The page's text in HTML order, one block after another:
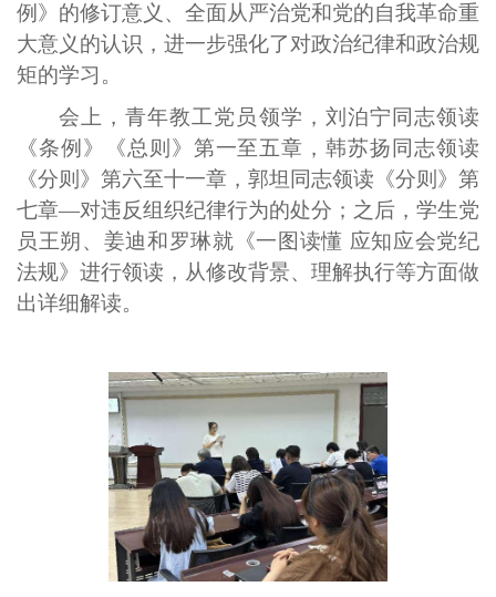
例》的修订意义、全面从严治党和党的自我革命重
大意义的认识，进一步强化了对政治纪律和政治规
矩的学习。
会上，青年教工党员领学，刘泊宁同志领读
《条例》《总则》第一至五章，韩苏扬同志领读
《分则》第六至十一章，郭坦同志领读《分则》第
七章—对违反组织纪律行为的处分；之后，学生党
员王朔、姜迪和罗琳就《一图读懂 应知应会党纪
法规》进行领读，从修改背景、理解执行等方面做
出详细解读。